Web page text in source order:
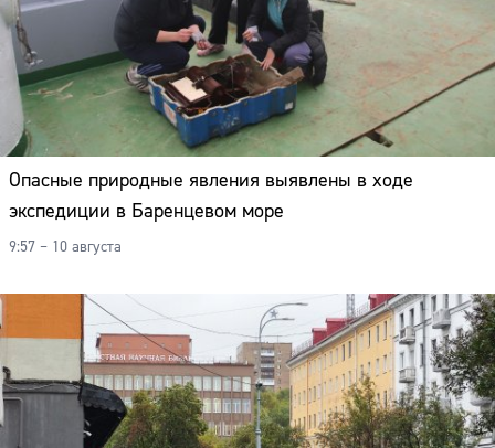
Опасные природные явления выявлены в ходе
экспедиции в Баренцевом море
9:57 – 10 августа